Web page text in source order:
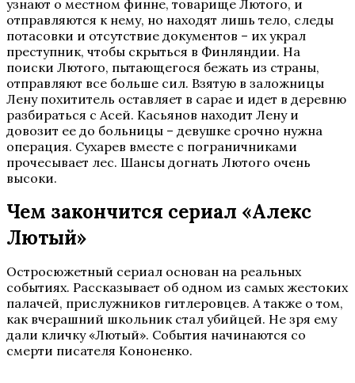
узнают о местном финне, товарище Лютого, и
отправляются к нему, но находят лишь тело, следы
потасовки и отсутствие документов – их украл
преступник, чтобы скрыться в Финляндии. На
поиски Лютого, пытающегося бежать из страны,
отправляют все больше сил. Взятую в заложницы
Лену похититель оставляет в сарае и идет в деревню
разбираться с Асей. Касьянов находит Лену и
довозит ее до больницы – девушке срочно нужна
операция. Сухарев вместе с пограничниками
прочесывает лес. Шансы догнать Лютого очень
высоки.
Чем закончится сериал «Алекс
Лютый»
Остросюжетный сериал основан на реальных
событиях. Рассказывает об одном из самых жестоких
палачей, прислужников гитлеровцев. А также о том,
как вчерашний школьник стал убийцей. Не зря ему
дали кличку «Лютый». События начинаются со
смерти писателя Кононенко.